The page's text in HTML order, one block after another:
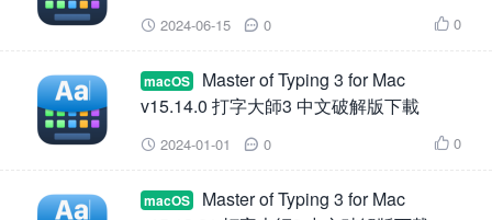
 2024-06-15  0  0
macOS
Master of Typing 3 for Mac
v15.14.0 打字大師3 中文破解版下載
 2024-01-01  0  0
macOS
Master of Typing 3 for Mac